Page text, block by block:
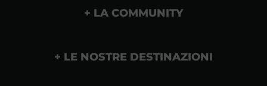
LA COMMUNITY
LE NOSTRE DESTINAZIONI